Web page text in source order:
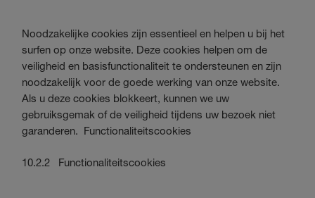
Noodzakelijke cookies zijn essentieel en helpen u bij het
surfen op onze website. Deze cookies helpen om de
veiligheid en basisfunctionaliteit te ondersteunen en zijn
noodzakelijk voor de goede werking van onze website.
Als u deze cookies blokkeert, kunnen we uw
gebruiksgemak of de veiligheid tijdens uw bezoek niet
garanderen. Functionaliteitscookies
10.2.2 Functionaliteitscookies